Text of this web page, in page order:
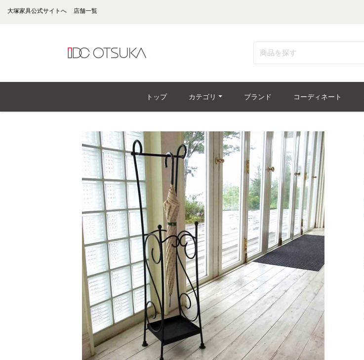
大塚家具公式サイトへ 店舗一覧
トップ カテゴリ ブランド コーディネート